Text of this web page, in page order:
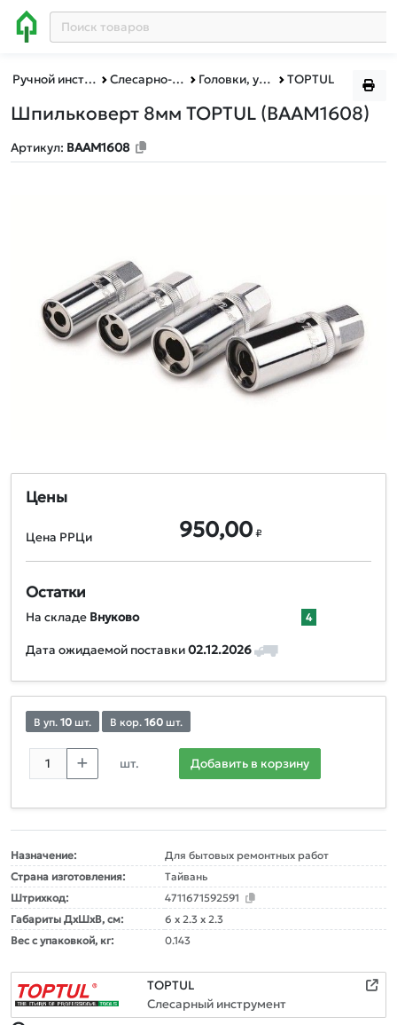
Ручной инструмент Слесарно-столярный инструмент Головки, удлинители, воротки, трещотки TOPTUL
Шпильковерт 8мм TOPTUL (BAAM1608)
Артикул: BAAM1608
Цены
Цена РРЦи 950,00 ₽
Остатки
На складе Внуково 4
Дата ожидаемой поставки02.12.2026
В уп. 10 шт. В кор. 160 шт.
шт. Добавить в корзину
Назначение:
Для бытовых ремонтных работ
Страна изготовления:
Тайвань
Штрихкод:
4711671592591
Габариты ДxШxВ, см:
6 x 2.3 x 2.3
Вес с упаковкой, кг:
0.143
TOPTUL
Слесарный инструмент